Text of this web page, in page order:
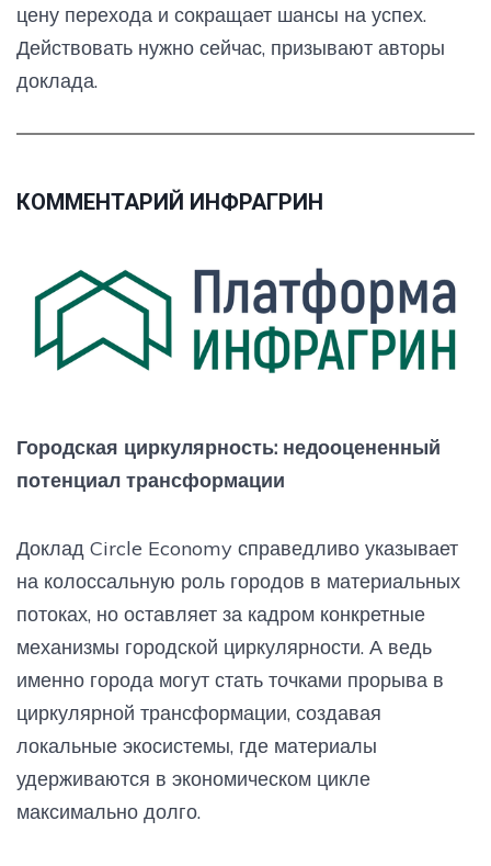
цену перехода и сокращает шансы на успех.
Действовать нужно сейчас, призывают авторы
доклада.
КОММЕНТАРИЙ ИНФРАГРИН
Городская циркулярность: недооцененный
потенциал трансформации
Доклад Circle Economy справедливо указывает
на колоссальную роль городов в материальных
потоках, но оставляет за кадром конкретные
механизмы городской циркулярности. А ведь
именно города могут стать точками прорыва в
циркулярной трансформации, создавая
локальные экосистемы, где материалы
удерживаются в экономическом цикле
максимально долго.